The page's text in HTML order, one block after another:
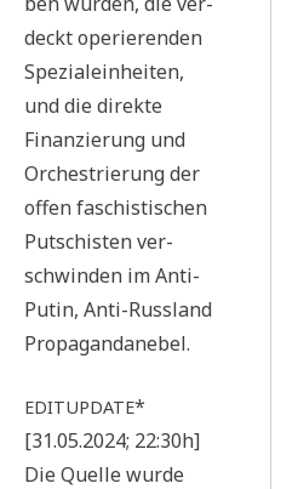
deckt ope­rie­ren­den
Spe­zi­al­ein­hei­ten,
und die direk­te
Finan­zie­rung und
Orche­strie­rung der
offen faschi­sti­schen
Put­schi­sten ver­
schwin­den im Anti-
Putin, Anti-Russ­land
Propagandanebel.
EDITUPDATE*
[31.05.2024; 22:30h]
Die Quel­le wur­de